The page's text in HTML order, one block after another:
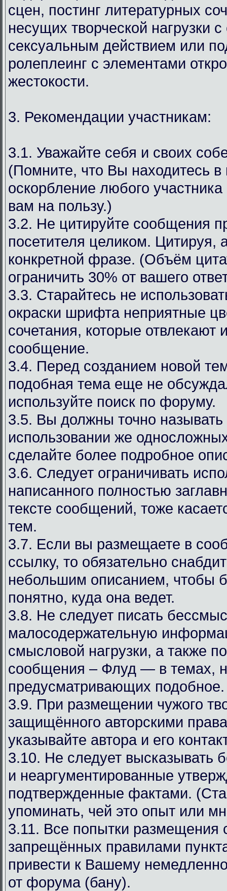
сцен, постинг литературных
несущих творческой нагрузки
сексуальным действием или
ролеплеинг с элементами
жестокости.
3. Рекомендации участникам:
3.1. Уважайте себя и своих
(Помните, что Вы находитесь
оскорбление любого
вам на пользу.)
3.2. Не цитируйте сообщения
посетителя целиком. Цитируя,
конкретной фразе. (Объём
ограничить 30% от вашего
3.3. Старайтесь не
окраски шрифта неприятные
сочетания, которые отвлекают
сообщение.
3.4. Перед созданием новой
подобная тема еще не
используйте поиск по форуму.
3.5. Вы должны точно
использовании же
сделайте более подробное
3.6. Следует ограничивать
написанного полностью
тексте сообщений, тоже
тем.
3.7. Если вы размещаете в
ссылку, то обязательно
небольшим описанием, чтобы
понятно, куда она ведет.
3.8. Не следует писать
малосодержательную
смысловой нагрузки, а также
сообщения – Флуд — в темах,
предусматривающих подобное.
3.9. При размещении чужого
защищённого авторскими
указывайте автора и его
3.10. Не следует высказывать
и неаргументированные
подтвержденные фактами.
упоминать, чей это опыт или
3.11. Все попытки размещения
запрещённых правилами
привести к Вашему
от форума (бану).